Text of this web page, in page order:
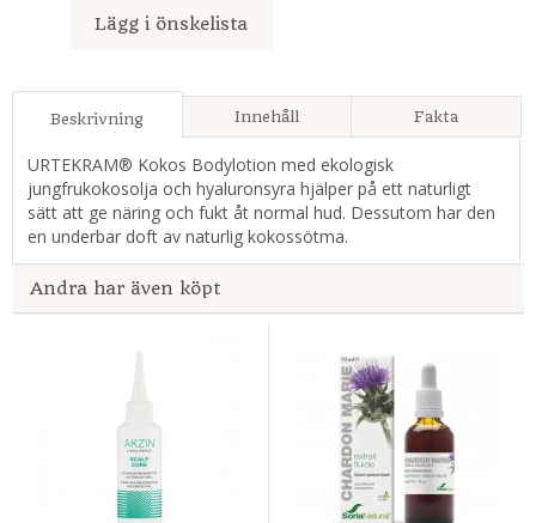
Lägg i önskelista
Beskrivning Innehåll Fakta
URTEKRAM® Kokos Bodylotion med ekologisk
jungfrukokosolja och hyaluronsyra hjälper på ett naturligt
sätt att ge näring och fukt åt normal hud. Dessutom har den
en underbar doft av naturlig kokossötma.
Andra har även köpt